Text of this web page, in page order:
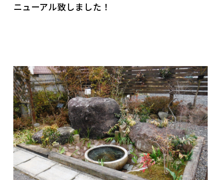
ニューアル致しました！